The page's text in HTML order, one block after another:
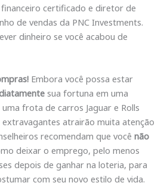
certificado e diretor de
de vendas da PNC Investments.
dinheiro se você acabou de
Embora você possa estar
sua fortuna em uma
frota de carros Jaguar e Rolls
extravagantes atrairão muita atenção
recomendam que você não
deixar o emprego, pelo menos
depois de ganhar na loteria, para
com seu novo estilo de vida.